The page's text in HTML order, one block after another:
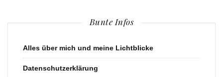
Bunte Infos
Alles über mich und meine Lichtblicke
Datenschutzerklärung